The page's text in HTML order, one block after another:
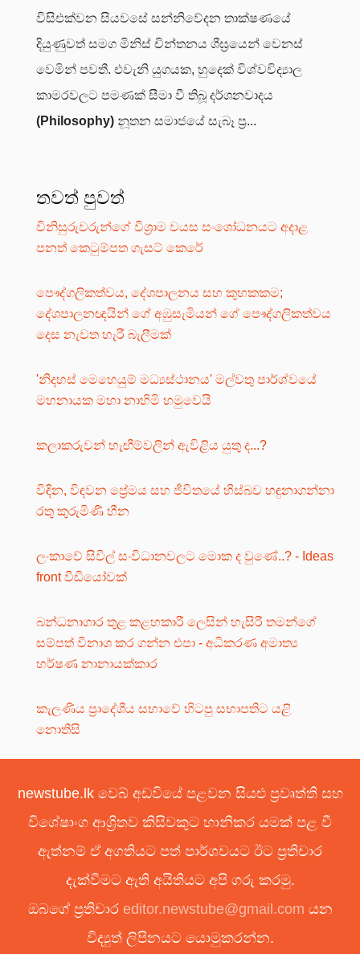
විසිඑක්වන සියවසේ සන්නිවේදන තාක්ෂණයේ
දියුණුවත් සමග මිනිස් චින්තනය ශීඝ්‍රයෙන් වෙනස්
වෙමින් පවතී. එවැනි යුගයක, හුදෙක් විශ්වවිද්‍යාල
කාමරවලට පමණක් සීමා වී තිබූ දර්ශනවාදය
(Philosophy) නූතන සමාජයේ සැබෑ ප්‍ර...
තවත් පුවත්
විනිසුරුවරුන්ගේ විශ්‍රාම වයස සංශෝධනයට අදාළ
පනත් කෙටුම්පත ගැසට් කෙරේ
පෞද්ගලිකත්වය, දේශපාලනය සහ කුහකකම;
දේශපාලනඥයින් ගේ අඹුසැමියන් ගේ පෞද්ගලිකත්වය
දෙස නැවත හැරී බැලීමක්
'නිදහස් මෙහෙයුම් මධ්‍යස්ථානය' මල්වතු පාර්ශ්වයේ
මහනායක මහා නාහිමි හමුවෙයි
කලාකරුවන් හැඟීම්වලින් ඇවිළිය යුතු ද...?
විඳින, විඳවන ප්‍රේමය සහ ජීවිතයේ හිස්බව හඳුනාගන්නා
රතු කුරුමිණි හීන
ලංකාවේ සිවිල් සංවිධානවලට මොක ද වුණේ..? - Ideas
front වීඩියෝවක්
බන්ධනාගාර තුළ කළහකාරී ලෙසින් හැසිරී තමන්ගේ
සම්පත් විනාශ කර ගන්න එපා - අධිකරණ අමාත්‍ය
හර්ෂණ නානායක්කාර
කැලණිය ප්‍රාදේශීය සභාවේ හිටපු සභාපතිට යළි
නොතීසි
newstube.lk වෙබ් අඩවියේ පළවන සියළු ප්‍රවෘත්ති සහ
විශේෂාංග ආශ්‍රිතව කිසිවකුට හානිකර යමක් පළ වී
ඇත්නම් ඒ අගතියට පත් පාර්ශවයට ඊට ප්‍රතිචාර
දැක්වීමට ඇති අයිතියට අපි ගරු කරමු.
ඔබගේ ප්‍රතිචාර editor.newstube@gmail.com යන
විද්‍යුත් ලිපිනයට යොමුකරන්න.